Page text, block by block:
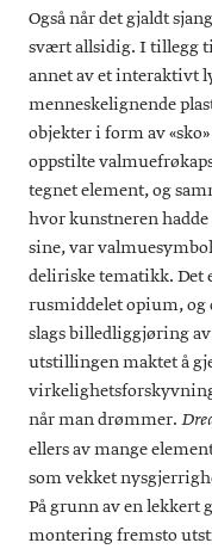
Også når det gjaldt
svært allsidig. I tillegg
annet av et interaktivt
menneskelignende
objekter i form av
oppstilte
tegnet element, og
hvor kunstneren
sine, var
deliriske tematikk. Det
rusmiddelet opium, og
slags billedliggjøring
utstillingen maktet å
når man drømmer.
ellers av mange
som vekket
På grunn av en lekkert
montering fremsto